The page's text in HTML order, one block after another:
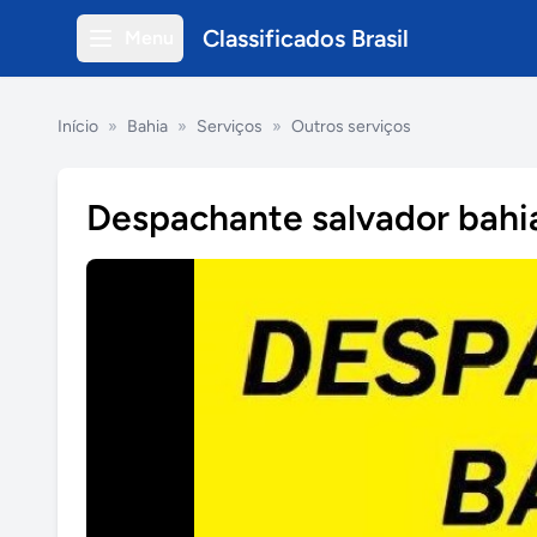
Classificados Brasil
Início » Bahia » Serviços » Outros serviços
Despachante salvador